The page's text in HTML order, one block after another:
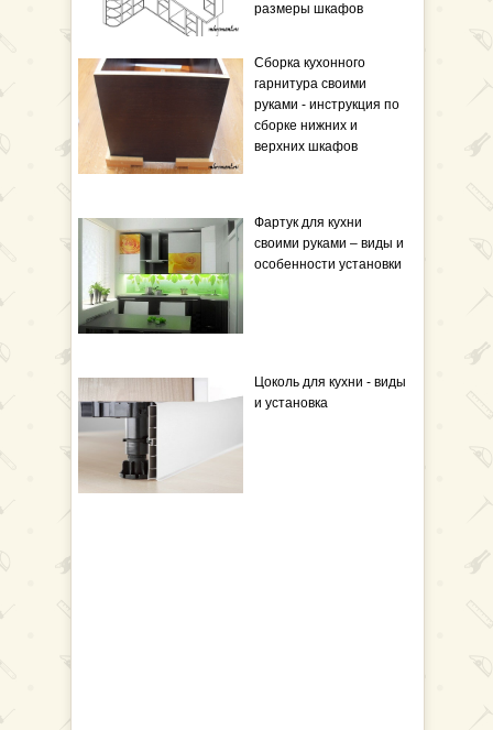
размеры шкафов
Сборка кухонного
гарнитура своими
руками - инструкция по
сборке нижних и
верхних шкафов
Фартук для кухни
своими руками – виды и
особенности установки
Цоколь для кухни - виды
и установка